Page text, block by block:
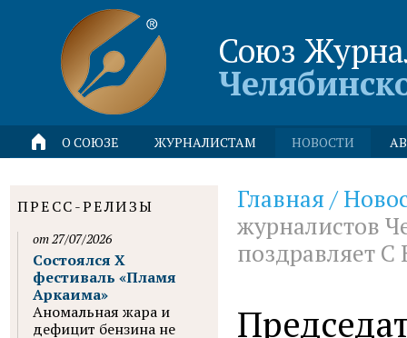
Союз
О СОЮЗЕ ЖУРНАЛИСТАМ НОВОСТИ
Главная /
журналистов
поздравляет
ПРЕСС-РЕЛИЗЫ
от 27/07/2026
Состоялся X
фестиваль «Пламя
Аркаима»
Аномальная жара и
дефицит бензина не